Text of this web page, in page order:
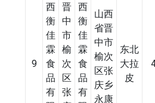
9
西
衡
佳
霖
食
品
有
晋
中
市
榆
次
区
张
西
衡
佳
霖
食
品
有
山西
省晋
中市
榆次
区张
庆乡
永康
东北
大拉
皮